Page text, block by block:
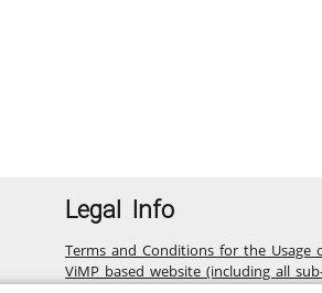
Legal Info
Terms and Conditions for the Usage
ViMP based website (including all